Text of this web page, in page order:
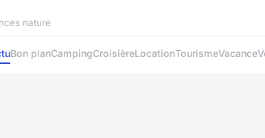
nature
Bon planCampingCroisièreLocationTourismeVacance